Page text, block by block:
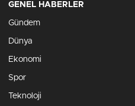
GENEL HABERLER
Gündem
Dünya
Ekonomi
Spor
Teknoloji